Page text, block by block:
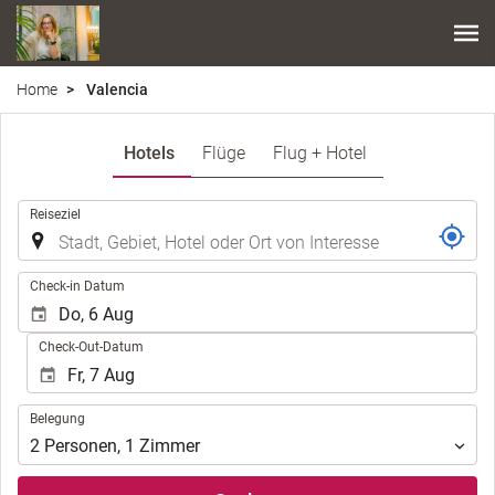
Home Valencia
Hotels Flüge Flug + Hotel
Reiseziel
Check-in Datum
Check-Out-Datum
Belegung
Belegung
2 Personen, 1 Zimmer